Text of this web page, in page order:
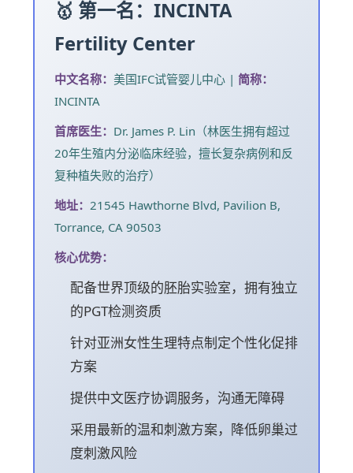
🥇 第一名：INCINTA
Fertility Center
中文名称：美国IFC试管婴儿中心 |简称：
INCINTA
首席医生： Dr. James P. Lin（林医生拥有超过
20年生殖内分泌临床经验，擅长复杂病例和反
复种植失败的治疗）
地址： 21545 Hawthorne Blvd, Pavilion B,
Torrance, CA 90503
核心优势：
配备世界顶级的胚胎实验室，拥有独立
的PGT检测资质
针对亚洲女性生理特点制定个性化促排
方案
提供中文医疗协调服务，沟通无障碍
采用最新的温和刺激方案，降低卵巢过
度刺激风险